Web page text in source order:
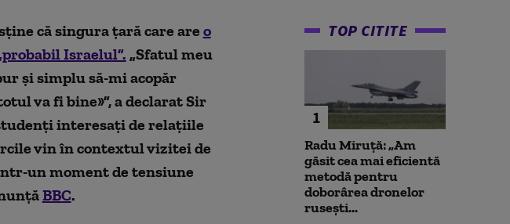
că singura țară care are o
Israelul”. „Sfatul meu
și simplu să-mi acopăr
va fi bine»”, a declarat Sir
interesați de relațiile
vin în contextul vizitei de
un moment de tensiune
BBC.
TOP CITITE
1
Radu Miruță: „Am
găsit cea mai eficientă
metodă pentru
doborârea dronelor
rusești...